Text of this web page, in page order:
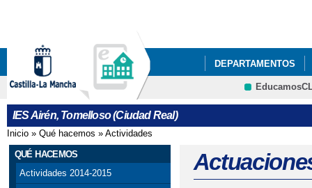
DEPARTAMENTOS
NUESTRO CENTRO
ACTO GRADUACIÓN
ADJUDICACIÓN
IES Airén, Tomelloso (Ciudad Real)
Se encuentra usted aquí
Inicio » Qué hacemos » Actividades
QUÉ HACEMOS
Actividades 2014-2015